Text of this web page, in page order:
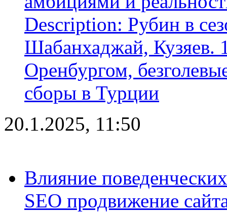
Description: Рубин в
Шабанхаджай, Кузяев.
Оренбургом,
сборы в Турции
20.1.2025, 11:50
Влияние
SEO продвижение